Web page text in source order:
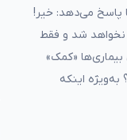
پاسخ می‌دهد: خیر!
شد و فقط
«کمک»
به‌ویژه اینکه